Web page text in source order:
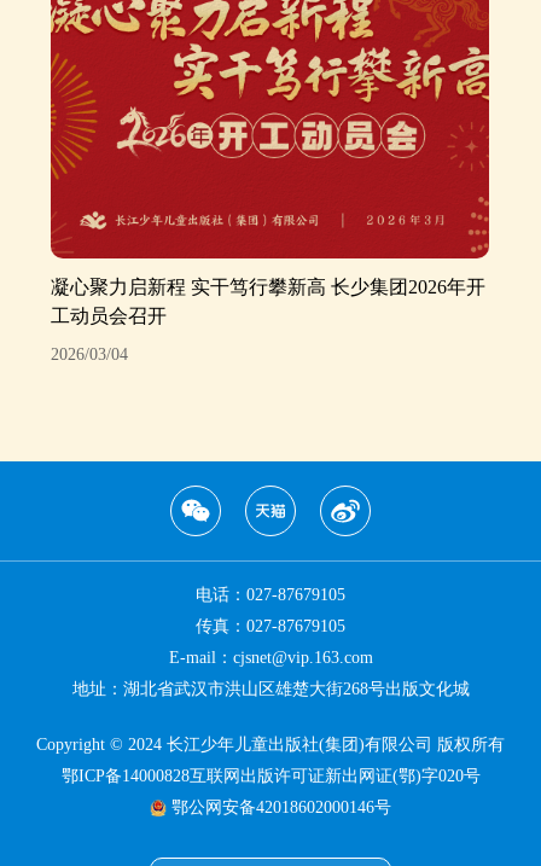
凝心聚力启新程 实干笃行攀新高 长少集团2026年开
工动员会召开
2026/03/04
电话：027-87679105
传真：027-87679105
E-mail：cjsnet@vip.163.com
地址：湖北省武汉市洪山区雄楚大街268号出版文化城
Copyright © 2024 长江少年儿童出版社(集团)有限公司 版权所有
鄂ICP备14000828互联网出版许可证新出网证(鄂)字020号
鄂公网安备42018602000146号